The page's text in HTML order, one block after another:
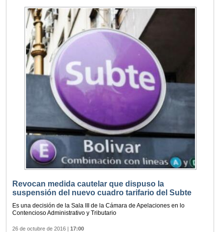
Revocan medida cautelar que dispuso la
suspensión del nuevo cuadro tarifario del Subte
Es una decisión de la Sala III de la Cámara de Apelaciones en lo
Contencioso Administrativo y Tributario
26 de octubre de 2016 | 17:00